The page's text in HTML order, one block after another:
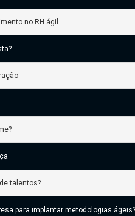
no RH ágil
talentos?
para implantar metodologias ágeis?